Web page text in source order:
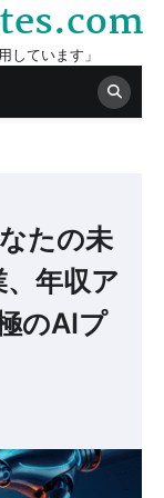
しています」
たの未
年収ア
のAIプ